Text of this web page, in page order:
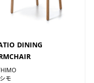
DINING
モ